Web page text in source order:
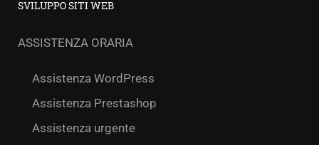
SVILUPPO SITI WEB
ASSISTENZA ORARIA
Assistenza WordPress
Assistenza Prestashop
Assistenza urgente